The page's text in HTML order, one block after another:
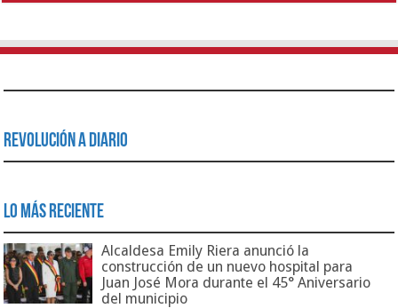
Revolución a Diario
Lo Más Reciente
Alcaldesa Emily Riera anunció la
construcción de un nuevo hospital para
Juan José Mora durante el 45° Aniversario
del municipio